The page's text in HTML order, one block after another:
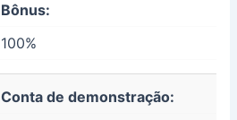
Bônus:
100%
Conta de demonstração: